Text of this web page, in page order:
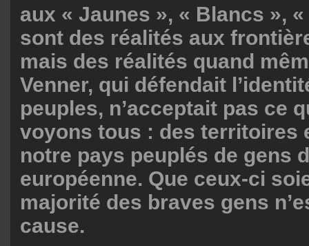
aux « Jaunes », « Blancs »,
sont des réalités aux
mais des réalités quand
Venner, qui défendait
peuples, n’acceptait pas ce
voyons tous : des territoires
notre pays peuplés de gens
européenne. Que ceux-ci
majorité des braves gens
cause.